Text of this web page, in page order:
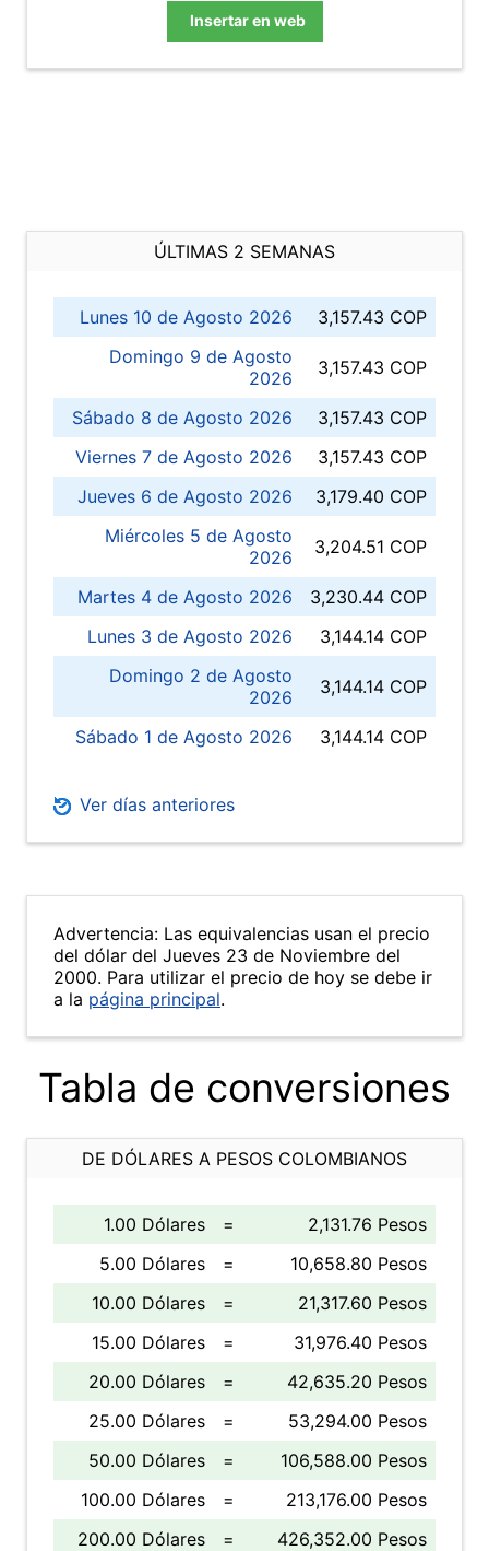
Insertar en web
ÚLTIMAS 2 SEMANAS
Lunes 10 de Agosto 2026
3,157.43 COP
Domingo 9 de Agosto
2026
3,157.43 COP
Sábado 8 de Agosto 2026
3,157.43 COP
Viernes 7 de Agosto 2026
3,157.43 COP
Jueves 6 de Agosto 2026
3,179.40 COP
Miércoles 5 de Agosto
2026
3,204.51 COP
Martes 4 de Agosto 2026
3,230.44 COP
Lunes 3 de Agosto 2026
3,144.14 COP
Domingo 2 de Agosto
2026
3,144.14 COP
Sábado 1 de Agosto 2026 3,144.14 COP
Ver días anteriores
Advertencia: Las equivalencias usan el precio
del dólar del Jueves 23 de Noviembre del
2000. Para utilizar el precio de hoy se debe ir
a la página principal.
Tabla de conversiones
DE DÓLARES A PESOS COLOMBIANOS
1.00 Dólares =
2,131.76 Pesos
5.00 Dólares
=
10,658.80 Pesos
10.00 Dólares
=
21,317.60 Pesos
15.00 Dólares
=
31,976.40 Pesos
20.00 Dólares
=
42,635.20 Pesos
25.00 Dólares
=
53,294.00 Pesos
50.00 Dólares
=
106,588.00 Pesos
100.00 Dólares
=
213,176.00 Pesos
200.00 Dólares
=
426,352.00 Pesos